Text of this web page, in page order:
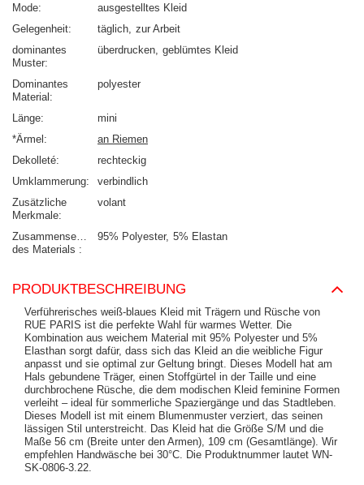
Mode
ausgestelltes Kleid
Gelegenheit
täglich zur Arbeit
dominantes
Muster
überdrucken geblümtes Kleid
Dominantes
Material
polyester
Länge
mini
*Ärmel
an Riemen
Dekolleté
rechteckig
Umklammerung
verbindlich
Zusätzliche
Merkmale
volant
Zusammensetzung
des Materials
95% Polyester 5% Elastan
PRODUKTBESCHREIBUNG
Verführerisches weiß-blaues Kleid mit Trägern und Rüsche von
RUE PARIS ist die perfekte Wahl für warmes Wetter. Die
Kombination aus weichem Material mit 95% Polyester und 5%
Elasthan sorgt dafür, dass sich das Kleid an die weibliche Figur
anpasst und sie optimal zur Geltung bringt. Dieses Modell hat am
Hals gebundene Träger, einen Stoffgürtel in der Taille und eine
durchbrochene Rüsche, die dem modischen Kleid feminine Formen
verleiht – ideal für sommerliche Spaziergänge und das Stadtleben.
Dieses Modell ist mit einem Blumenmuster verziert, das seinen
lässigen Stil unterstreicht. Das Kleid hat die Größe S/M und die
Maße 56 cm (Breite unter den Armen), 109 cm (Gesamtlänge). Wir
empfehlen Handwäsche bei 30°C. Die Produktnummer lautet WN-
SK-0806-3.22.